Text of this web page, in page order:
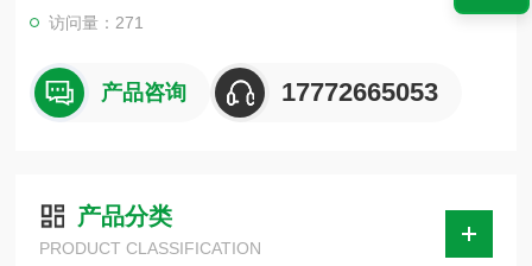
象的发生，降低了凝结水对装修的破坏。
访问量：271
产品咨询 17772665053
产品分类
PRODUCT CLASSIFICATION